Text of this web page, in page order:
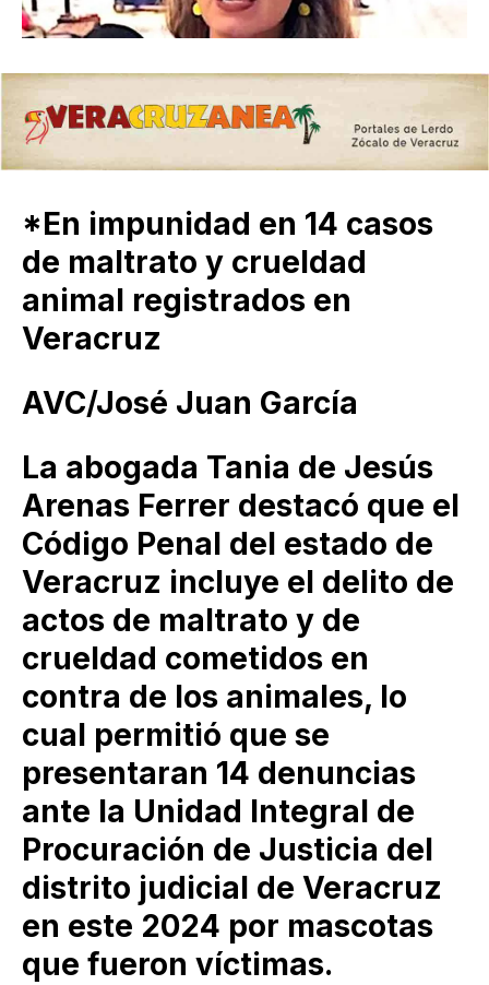
*En impunidad en 14 casos
de maltrato y crueldad
animal registrados en
Veracruz
AVC/José Juan García
La abogada Tania de Jesús
Arenas Ferrer destacó que el
Código Penal del estado de
Veracruz incluye el delito de
actos de maltrato y de
crueldad cometidos en
contra de los animales, lo
cual permitió que se
presentaran 14 denuncias
ante la Unidad Integral de
Procuración de Justicia del
distrito judicial de Veracruz
en este 2024 por mascotas
que fueron víctimas.